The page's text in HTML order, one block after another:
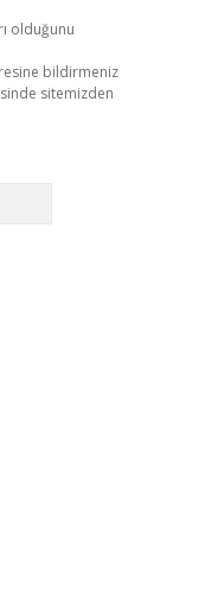
olduğunu
bildirmeniz
sitemizden